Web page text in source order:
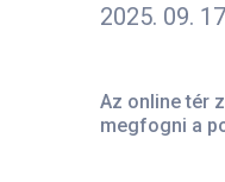
2025. 09.
Az online tér
megfogni a